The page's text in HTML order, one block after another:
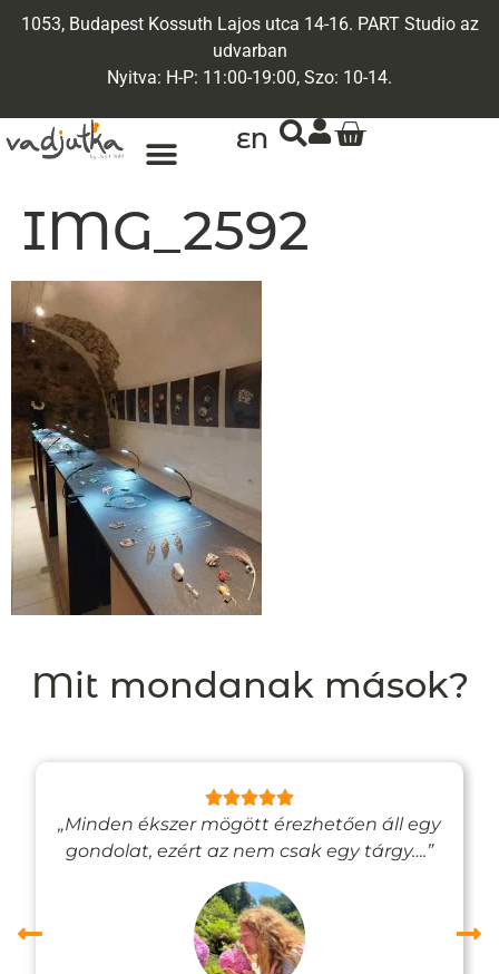
1053, Budapest Kossuth Lajos utca 14-16. PART Studio az
udvarban
Nyitva: H-P: 11:00-19:00, Szo: 10-14.
EN
IMG_2592
Mit mondanak mások?
„Minden ékszer mögött érezhetően áll egy
gondolat, ezért az nem csak egy tárgy….”